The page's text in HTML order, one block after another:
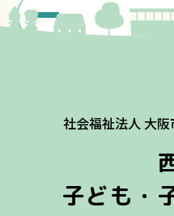
一
社会福祉法人 大
子ども・